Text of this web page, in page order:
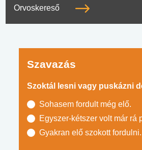
Orvoskereső
Szavazás
Szoktál lesni vagy puskázni
Sohasem fordult még elő.
Egyszer-kétszer volt már rá
Gyakran elő szokott fordulni.